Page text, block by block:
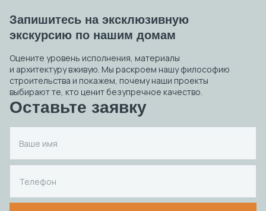
Оставьте заявку
Запишитесь на эксклюзивную
экскурсию по нашим домам
Оцените уровень исполнения, материалы
и архитектуру вживую. Мы раскроем нашу философию
строительства и покажем, почему наши проекты
выбирают те, кто ценит безупречное качество.